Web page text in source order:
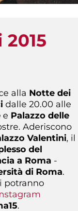
alla Notte dei
dalle 20.00 alle
e Palazzo delle
Aderiscono
Valentini, il
del
a Roma -
di Roma.
potranno
.